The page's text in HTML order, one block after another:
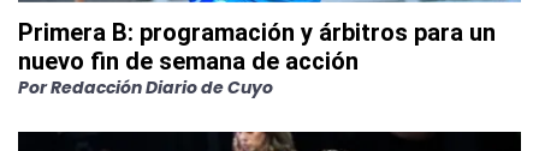
Primera B: programación y árbitros para un
nuevo fin de semana de acción
PorRedacción Diario de Cuyo